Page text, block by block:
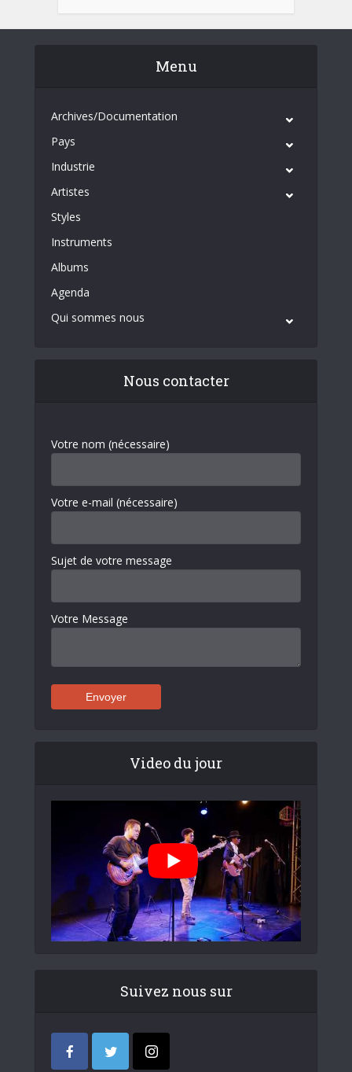
Menu
Archives/Documentation
Pays
Industrie
Artistes
Styles
Instruments
Albums
Agenda
Qui sommes nous
Nous contacter
Votre nom (nécessaire)
Votre e-mail (nécessaire)
Sujet de votre message
Votre Message
Video du jour
Suivez nous sur